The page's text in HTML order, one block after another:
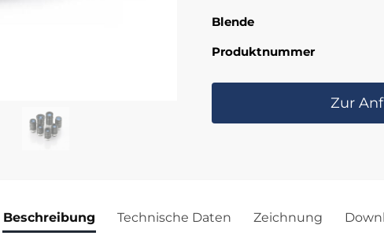
Blende
Produktnummer
Zur
Beschreibung Technische Daten Zeichnung